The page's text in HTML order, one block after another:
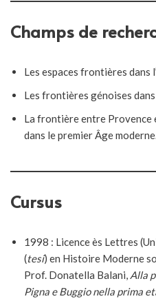
Champs de
Les espaces frontières dans
Les frontières génoises
La frontière entre Provence
dans le premier Âge
Cursus
1998 : Licence ès Lettres
(tesi) en Histoire Moderne
Prof. Donatella Balani, Alla
Pigna e Buggio nella prima